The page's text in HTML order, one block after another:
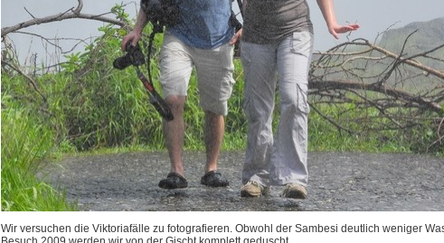
Wir versuchen die Viktoriafälle zu fotografieren. Obwohl der Sambesi deutlich weniger